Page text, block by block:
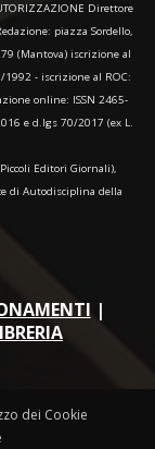
Direttore
piazza Sordello,
(Mantova) iscrizione al
- iscrizione al ROC:
online: ISSN 2465-
e d.lgs 70/2017 (ex L.
Editori Giornali),
di Autodisciplina della
|
dei Cookie